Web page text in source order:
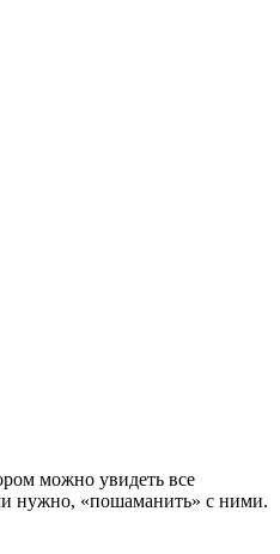
можно увидеть все
нужно, «пошаманить» с ними.